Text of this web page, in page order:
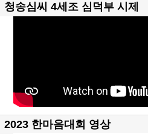
청송심씨 4세조 심덕부 시제
2023 한마음대회 영상